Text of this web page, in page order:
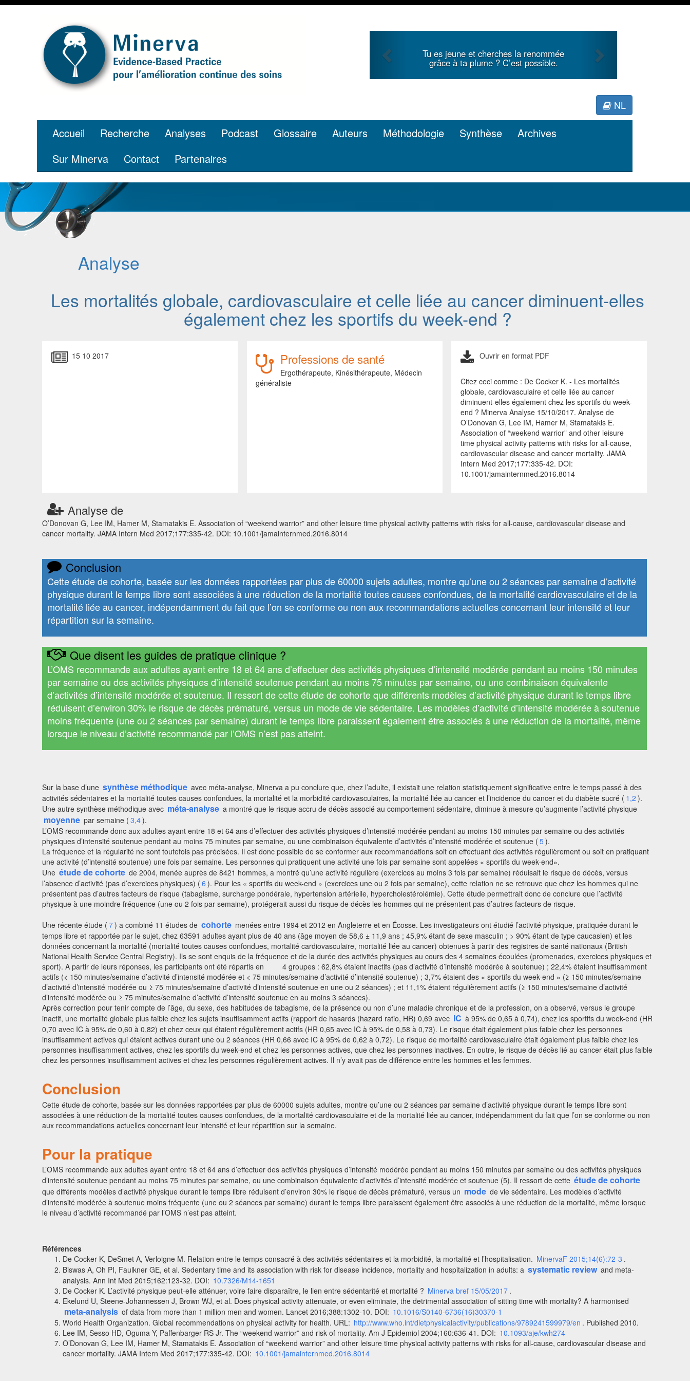
Tu es jeune et cherches la renommée
grâce à ta plume ? C’est possible.
NL
Accueil Recherche Analyses Podcast Glossaire Auteurs Méthodologie Synthèse
Archives
Sur Minerva
Contact Partenaires
Analyse
Les mortalités globale, cardiovasculaire et celle liée au cancer diminuent-elles
également chez les sportifs du week-end ?
15 10 2017 Professions de santé
Ergothérapeute, Kinésithérapeute, Médecin
généraliste
Ouvrir en format PDF
Citez ceci comme : De Cocker K. - Les mortalités
globale, cardiovasculaire et celle liée au cancer
diminuent-elles également chez les sportifs du week-
end ? Minerva Analyse 15/10/2017. Analyse de
O’Donovan G, Lee IM, Hamer M, Stamatakis E.
Association of “weekend warrior” and other leisure
time physical activity patterns with risks for all-cause,
cardiovascular disease and cancer mortality. JAMA
Intern Med 2017;177:335-42. DOI:
10.1001/jamainternmed.2016.8014
Analyse de
O’Donovan G, Lee IM, Hamer M, Stamatakis E. Association of “weekend warrior” and other leisure time physical activity patterns with risks for all-cause, cardiovascular disease and
cancer mortality. JAMA Intern Med 2017;177:335-42. DOI: 10.1001/jamainternmed.2016.8014
Conclusion
Cette étude de cohorte, basée sur les données rapportées par plus de 60000 sujets adultes, montre qu’une ou 2 séances par semaine d’activité
physique durant le temps libre sont associées à une réduction de la mortalité toutes causes confondues, de la mortalité cardiovasculaire et de la
mortalité liée au cancer, indépendamment du fait que l’on se conforme ou non aux recommandations actuelles concernant leur intensité et leur
répartition sur la semaine.
Que disent les guides de pratique clinique ?
L’OMS recommande aux adultes ayant entre 18 et 64 ans d’effectuer des activités physiques d’intensité modérée pendant au moins 150 minutes
par semaine ou des activités physiques d’intensité soutenue pendant au moins 75 minutes par semaine, ou une combinaison équivalente
d’activités d’intensité modérée et soutenue. Il ressort de cette étude de cohorte que différents modèles d’activité physique durant le temps libre
réduisent d’environ 30% le risque de décès prématuré, versus un mode de vie sédentaire. Les modèles d’activité d’intensité modérée à soutenue
moins fréquente (une ou 2 séances par semaine) durant le temps libre paraissent également être associés à une réduction de la mortalité, même
lorsque le niveau d’activité recommandé par l’OMS n’est pas atteint.
Sur la base d’une synthèse méthodique avec méta-analyse, Minerva a pu conclure que, chez l’adulte, il existait une relation statistiquement significative entre le temps passé à des
activités sédentaires et la mortalité toutes causes confondues, la mortalité et la morbidité cardiovasculaires, la mortalité liée au cancer et l’incidence du cancer et du diabète sucré ( 1,2 ).
Une autre synthèse méthodique avec méta-analyse a montré que le risque accru de décès associé au comportement sédentaire, diminue à mesure qu’augmente l’activité physique
moyenne par semaine ( 3,4).
L’OMS recommande donc aux adultes ayant entre 18 et 64 ans d’effectuer des activités physiques d’intensité modérée pendant au moins 150 minutes par semaine ou des activités
physiques d’intensité soutenue pendant au moins 75 minutes par semaine, ou une combinaison équivalente d’activités d’intensité modérée et soutenue ( 5).
La fréquence et la régularité ne sont toutefois pas précisées. Il est donc possible de se conformer aux recommandations soit en effectuant des activités régulièrement ou soit en pratiquant
une activité (d’intensité soutenue) une fois par semaine. Les personnes qui pratiquent une activité une fois par semaine sont appelées « sportifs du week-end».
Une étude de cohorte de 2004, menée auprès de 8421 hommes, a montré qu’une activité régulière (exercices au moins 3 fois par semaine) réduisait le risque de décès, versus
l’absence d’activité (pas d’exercices physiques) ( 6 ). Pour les « sportifs du week-end » (exercices une ou 2 fois par semaine), cette relation ne se retrouve que chez les hommes qui ne
présentent pas d’autres facteurs de risque (tabagisme, surcharge pondérale, hypertension artérielle, hypercholestérolémie). Cette étude permettrait donc de conclure que l’activité
physique à une moindre fréquence (une ou 2 fois par semaine), protégerait aussi du risque de décès les hommes qui ne présentent pas d’autres facteurs de risque.
Une récente étude ( 7) a combiné 11 études de cohorte menées entre 1994 et 2012 en Angleterre et en Écosse. Les investigateurs ont étudié l’activité physique, pratiquée durant le
temps libre et rapportée par le sujet, chez 63591 adultes ayant plus de 40 ans (âge moyen de 58,6 ± 11,9 ans ; 45,9% étant de sexe masculin ; > 90% étant de type caucasien) et les
données concernant la mortalité (mortalité toutes causes confondues, mortalité cardiovasculaire, mortalité liée au cancer) obtenues à partir des registres de santé nationaux (British
National Health Service Central Registry). Ils se sont enquis de la fréquence et de la durée des activités physiques au cours des 4 semaines écoulées (promenades, exercices physiques et
sport). A partir de leurs réponses, les participants ont été répartis en 4 groupes : 62,8% étaient inactifs (pas d’activité d’intensité modérée à soutenue) ; 22,4% étaient insuffisamment
actifs (< 150 minutes/semaine d’activité d’intensité modérée et < 75 minutes/semaine d’activité d’intensité soutenue) ; 3,7% étaient des « sportifs du week-end » (≥ 150 minutes/semaine
d’activité d’intensité modérée ou ≥ 75 minutes/semaine d’activité d’intensité soutenue en une ou 2 séances) ; et 11,1% étaient régulièrement actifs (≥ 150 minutes/semaine d’activité
d’intensité modérée ou ≥ 75 minutes/semaine d’activité d’intensité soutenue en au moins 3 séances).
Après correction pour tenir compte de l’âge, du sexe, des habitudes de tabagisme, de la présence ou non d’une maladie chronique et de la profession, on a observé, versus le groupe
inactif, une mortalité globale plus faible chez les sujets insuffisamment actifs (rapport de hasards (hazard ratio, HR) 0,69 avec IC à 95% de 0,65 à 0,74), chez les sportifs du week-end (HR
0,70 avec IC à 95% de 0,60 à 0,82) et chez ceux qui étaient régulièrement actifs (HR 0,65 avec IC à 95% de 0,58 à 0,73). Le risque était également plus faible chez les personnes
insuffisamment actives qui étaient actives durant une ou 2 séances (HR 0,66 avec IC à 95% de 0,62 à 0,72). Le risque de mortalité cardiovasculaire était également plus faible chez les
personnes insuffisamment actives, chez les sportifs du week-end et chez les personnes actives, que chez les personnes inactives. En outre, le risque de décès lié au cancer était plus faible
chez les personnes insuffisamment actives et chez les personnes régulièrement actives. Il n’y avait pas de différence entre les hommes et les femmes.
Conclusion
Cette étude de cohorte, basée sur les données rapportées par plus de 60000 sujets adultes, montre qu’une ou 2 séances par semaine d’activité physique durant le temps libre sont
associées à une réduction de la mortalité toutes causes confondues, de la mortalité cardiovasculaire et de la mortalité liée au cancer, indépendamment du fait que l’on se conforme ou non
aux recommandations actuelles concernant leur intensité et leur répartition sur la semaine.
Pour la pratique
L’OMS recommande aux adultes ayant entre 18 et 64 ans d’effectuer des activités physiques d’intensité modérée pendant au moins 150 minutes par semaine ou des activités physiques
d’intensité soutenue pendant au moins 75 minutes par semaine, ou une combinaison équivalente d’activités d’intensité modérée et soutenue (5). Il ressort de cette étude de cohorte
que différents modèles d’activité physique durant le temps libre réduisent d’environ 30% le risque de décès prématuré, versus un mode de vie sédentaire. Les modèles d’activité
d’intensité modérée à soutenue moins fréquente (une ou 2 séances par semaine) durant le temps libre paraissent également être associés à une réduction de la mortalité, même lorsque
le niveau d’activité recommandé par l’OMS n’est pas atteint.
Références
De Cocker K, DeSmet A, Verloigne M. Relation entre le temps consacré à des activités sédentaires et la morbidité, la mortalité et l’hospitalisation. MinervaF 2015;14(6):72-3 .
Biswas A, Oh PI, Faulkner GE, et al. Sedentary time and its association with risk for disease incidence, mortality and hospitalization in adults: a systematic review and meta-
analysis. Ann Int Med 2015;162:123-32. DOI: 10.7326/M14-1651
De Cocker K. L’activité physique peut-elle atténuer, voire faire disparaître, le lien entre sédentarité et mortalité ? Minerva bref 15/05/2017 .
Ekelund U, Steene-Johannessen J, Brown WJ, et al. Does physical activity attenuate, or even eliminate, the detrimental association of sitting time with mortality? A harmonised
meta-analysis of data from more than 1 million men and women. Lancet 2016;388:1302-10. DOI: 10.1016/S0140-6736(16)30370-1
World Health Organization. Global recommendations on physical activity for health. URL: http://www.who.int/dietphysicalactivity/publications/9789241599979/en . Published 2010.
Lee IM, Sesso HD, Oguma Y, Paffenbarger RS Jr. The “weekend warrior” and risk of mortality. Am J Epidemiol 2004;160:636-41. DOI: 10.1093/aje/kwh274
O’Donovan G, Lee IM, Hamer M, Stamatakis E. Association of “weekend warrior” and other leisure time physical activity patterns with risks for all-cause, cardiovascular disease and
cancer mortality. JAMA Intern Med 2017;177:335-42. DOI: 10.1001/jamainternmed.2016.8014